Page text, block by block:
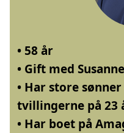
• 58 år
• Gift med
• Har store
tvillingerne på 23
• Har boet på